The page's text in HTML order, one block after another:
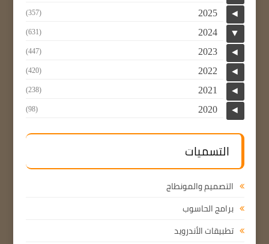
◄
2025
(357)
▼
2024
(631)
◄
2023
(447)
◄
2022
(420)
◄
2021
(238)
◄
2020
(98)
التسميات
التصميم والمونطاج
برامج الحاسوب
تطبيقات الأندرويد